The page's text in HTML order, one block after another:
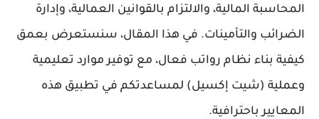
المحاسبة المالية، والالتزام بالقوانين العمالية، وإدارة
الضرائب والتأمينات. في هذا المقال، سنستعرض بعمق
كيفية بناء نظام رواتب فعال، مع توفير موارد تعليمية
وعملية (شيت إكسيل) لمساعدتكم في تطبيق هذه
المعايير باحترافية.